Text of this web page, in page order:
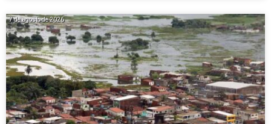
7 de agosto de 2026